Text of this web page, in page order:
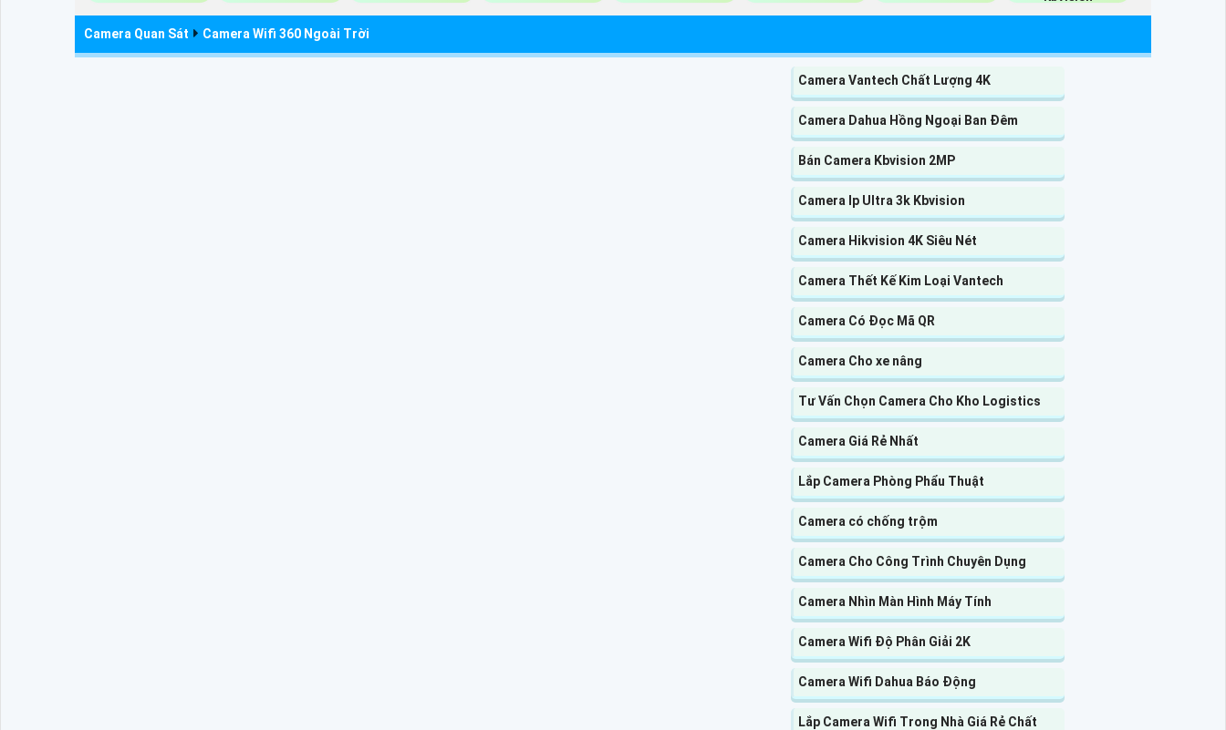
Camera Quan Sát Camera Wifi 360 Ngoài Trời
Camera Vantech Chất Lượng 4K
Camera Dahua Hồng Ngoại Ban Đêm
Bán Camera Kbvision 2MP
Camera Ip Ultra 3k Kbvision
Camera Hikvision 4K Siêu Nét
Camera Thết Kế Kim Loại Vantech
Camera Có Đọc Mã QR
Camera Cho xe nâng
Tư Vấn Chọn Camera Cho Kho Logistics
Camera Giá Rẻ Nhất
Lắp Camera Phòng Phẩu Thuật
Camera có chống trộm
Camera Cho Công Trình Chuyên Dụng
Camera Nhìn Màn Hình Máy Tính
Camera Wifi Độ Phân Giải 2K
Camera Wifi Dahua Báo Động
Lắp Camera Wifi Trong Nhà Giá Rẻ Chất